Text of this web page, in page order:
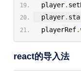
  player
.
  player
.
  playerRef
.
react的导入法